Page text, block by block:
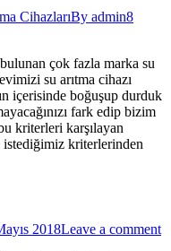
CihazlarıBy admin8
çok fazla marka su
su arıtma cihazı
içerisinde boğuşup durduk
fark edip bizim
kriterleri karşılayan
istediğimiz kriterlerinden
2018Leave a comment